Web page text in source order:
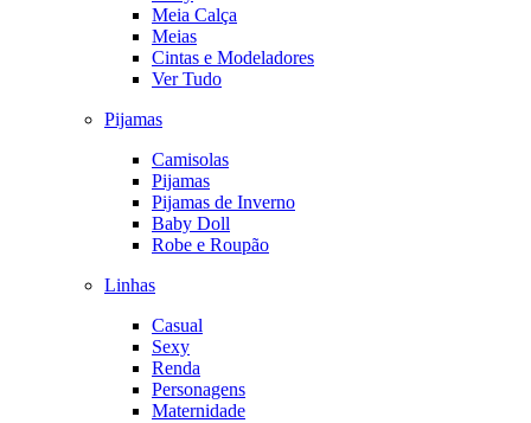
Meia Calça
Meias
Cintas e Modeladores
Ver Tudo
Pijamas
Camisolas
Pijamas
Pijamas de Inverno
Baby Doll
Robe e Roupão
Linhas
Casual
Sexy
Renda
Personagens
Maternidade